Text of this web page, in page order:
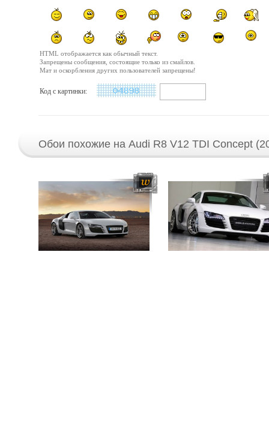
HTML отображается как обычный текст.
Запрещены сообщения, состоящие только из смайлов.
Мат и оскорбления других пользователей запрещены!
Код с картинки:
Обои похожие на Audi R8 V12 TDI Concept